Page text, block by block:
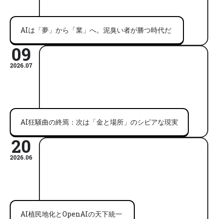
AIは「夢」から「業」へ。泥臭い者が勝つ時代だ
09
2026.07
AI狂騒曲の終焉：次は「金と場所」のシビアな現実
20
2026.06
AI植民地化とOpenAIの天下統一